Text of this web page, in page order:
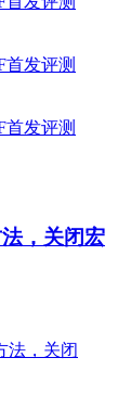
，关闭宏